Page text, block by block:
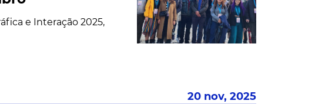
e Interação 2025,
20 nov, 2025